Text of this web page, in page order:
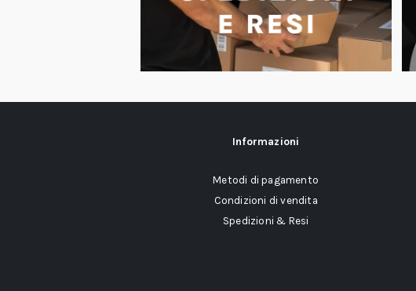
Informazioni
Metodi di pagamento
Condizioni di vendita
Spedizioni & Resi